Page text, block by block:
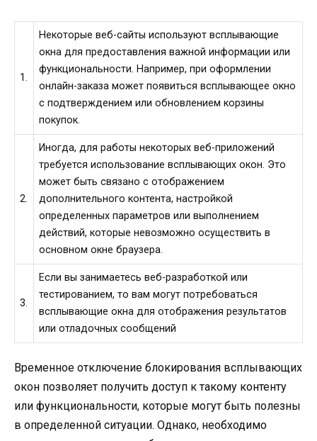
1.
Некоторые веб-сайты используют всплывающие
окна для предоставления важной информации или
функциональности. Например, при оформлении
онлайн-заказа может появиться всплывающее окно
с подтверждением или обновлением корзины
покупок.
2.
Иногда, для работы некоторых веб-приложений
требуется использование всплывающих окон. Это
может быть связано с отображением
дополнительного контента, настройкой
определенных параметров или выполнением
действий, которые невозможно осуществить в
основном окне браузера.
3.
Если вы занимаетесь веб-разработкой или
тестированием, то вам могут потребоваться
всплывающие окна для отображения результатов
или отладочных сообщений
Временное отключение блокирования всплывающих
окон позволяет получить доступ к такому контенту
или функциональности, которые могут быть полезны
в определенной ситуации. Однако, необходимо